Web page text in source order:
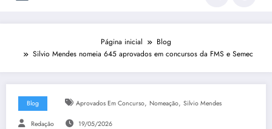
Página inicial
Blog
Silvio Mendes nomeia 645 aprovados em concursos da FMS e Semec
Blog Aprovados Em Concurso, Nomeação, Silvio Mendes
Redação 19/05/2026